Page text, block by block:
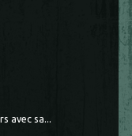
avec sa...